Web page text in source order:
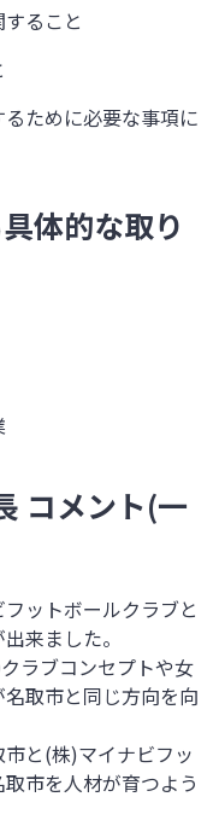
ること
るために必要な事項に
体的な取り
コメント(一
ットボールクラブと
来ました。
ラブコンセプトや女
取市と同じ方向を向
と(株)マイナビフッ
市を人材が育つよう